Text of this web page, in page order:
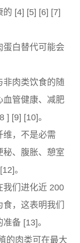
的 [4] [5] [6] [7]
蛋白替代可能会
非肉类饮食的随
血管健康、减肥
] [9] [10]。
维，不是必需
、腹胀、憩室
。
我们进化近 200
，这表明我们
备 [13]。
的肉类可在最大